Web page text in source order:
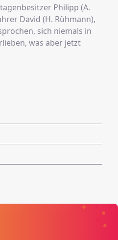
Philipp (A.
David (H. Rühmann),
sich niemals in
was aber jetzt